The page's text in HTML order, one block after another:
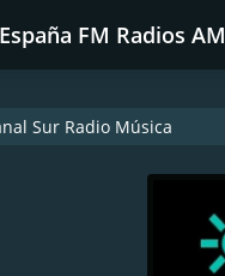
España FM Radios AM
Sur Radio Música